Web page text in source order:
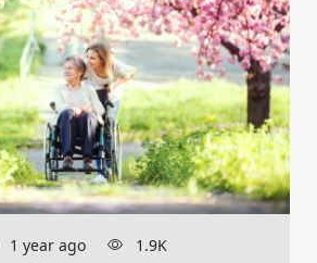
1 year ago 1.9K